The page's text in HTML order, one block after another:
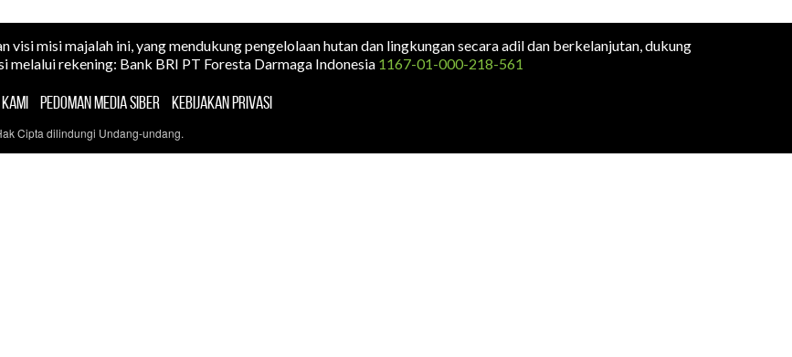
visi misi majalah ini, yang mendukung pengelolaan hutan dan lingkungan secara adil dan berkelanjutan, dukung
melalui rekening: Bank BRI PT Foresta Darmaga Indonesia 1167-01-000-218-561
PEDOMAN MEDIA SIBER KEBIJAKAN PRIVASI
Cipta dilindungi Undang-undang.